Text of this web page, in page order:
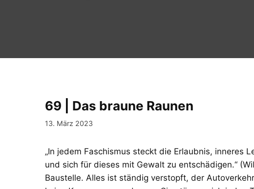
69 | Das braune Raunen
13. März 2023
„In jedem Faschismus steckt die Erlaubnis, inneres
und sich für dieses mit Gewalt zu entschädigen.“
Baustelle. Alles ist ständig verstopft, der